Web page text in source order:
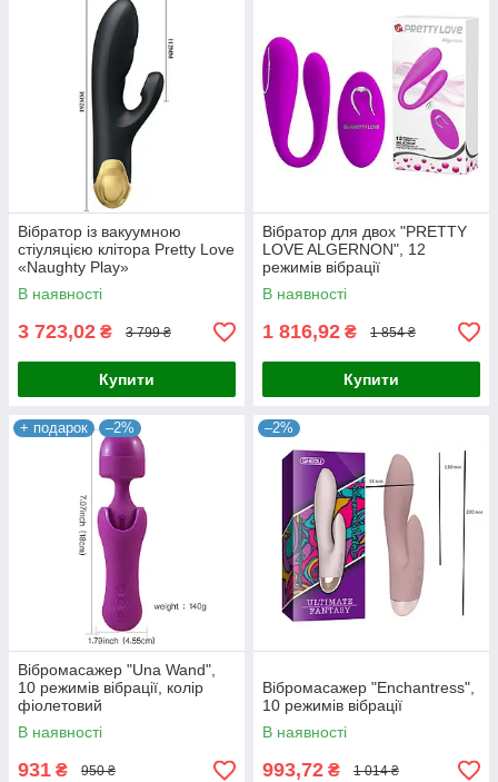
Вібратор із вакуумною
стіуляцією клітора Pretty Love
«Naughty Play»
В наявності
3 723,02 ₴ 3 799 ₴
Купити
Вібратор для двох "PRETTY
LOVE ALGERNON", 12
режимів вібрації
В наявності
1 816,92 ₴ 1 854 ₴
Купити
+ подарок –2%
Вібромасажер "Una Wand",
10 режимів вібрації, колір
фіолетовий
В наявності
931 ₴ 950 ₴
–2%
Вібромасажер "Enchantress",
10 режимів вібрації
В наявності
993,72 ₴ 1 014 ₴